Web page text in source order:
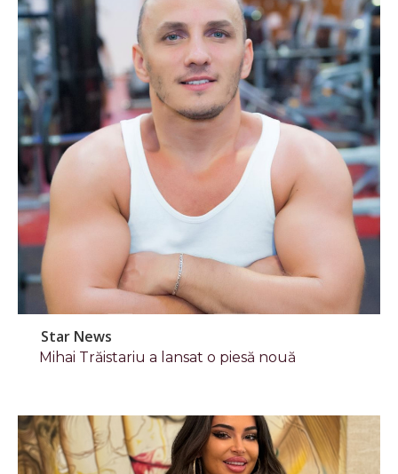
Star News
Mihai Trăistariu a lansat o piesă nouă